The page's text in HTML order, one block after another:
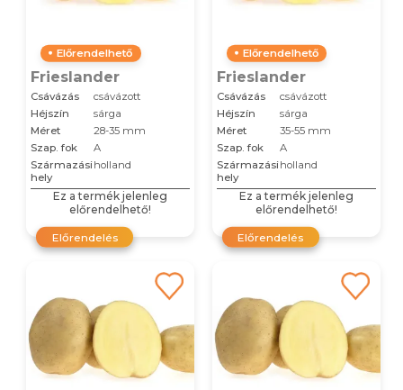
Előrendelhető
Frieslander
Csávázás
csávázott
Héjszín
sárga
Méret
28-35 mm
Szap. fok
A
Származási
hely
holland
Ez a termék jelenleg
előrendelhető!
Előrendelés
Előrendelhető
Frieslander
Csávázás
csávázott
Héjszín
sárga
Méret
35-55 mm
Szap. fok
A
Származási
hely
holland
Ez a termék jelenleg
előrendelhető!
Előrendelés